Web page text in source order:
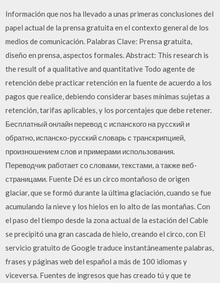
Información que nos ha llevado a unas primeras conclusiones del
papel actual de la prensa gratuita en el contexto general de los
medios de comunicación. Palabras Clave: Prensa gratuita,
diseño en prensa, aspectos formales. Abstract: This research is
the result of a qualitative and quantitative Todo agente de
retención debe practicar retención en la fuente de acuerdo a los
pagos que realice, debiendo considerar bases mínimas sujetas a
retención, tarifas aplicables, y los porcentajes que debe retener.
Бесплатный онлайн перевод с испанского на русский и
обратно, испанско-русский словарь с транскрипцией,
произношением слов и примерами использования.
Переводчик работает со словами, текстами, а также веб-
страницами. Fuente Dé es un circo montañoso de origen
glaciar, que se formó durante la última glaciación, cuando se fue
acumulando la nieve y los hielos en lo alto de las montañas. Con
el paso del tiempo desde la zona actual de la estación del Cable
se precipitó una gran cascada de hielo, creando el circo, con El
servicio gratuito de Google traduce instantáneamente palabras,
frases y páginas web del español a más de 100 idiomas y
viceversa. Fuentes de ingresos que has creado tú y que te